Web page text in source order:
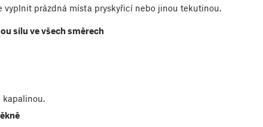
vyplnit prázdná místa pryskyřicí nebo jinou tekutinou.
sílu ve všech směrech